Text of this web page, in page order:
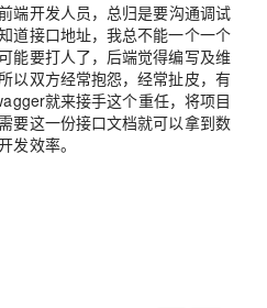
端开发人员，总归是要沟通调试
道接口地址，我总不能一个一个
能要打人了，后端觉得编写及维
以双方经常抱怨，经常扯皮，有
就来接手这个重任，将项目
要这一份接口文档就可以拿到数
发效率。